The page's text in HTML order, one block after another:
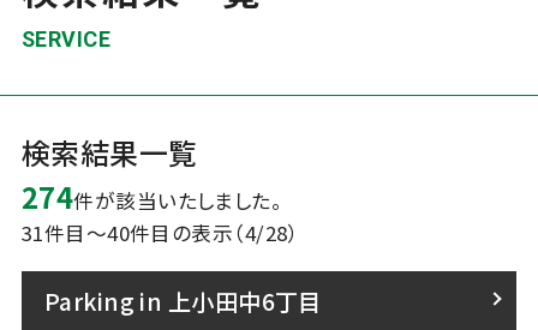
SERVICE
検索結果一覧
274件が該当いたしました。
31件目～40件目の表示（4/28）
Parking in 上小田中6丁目